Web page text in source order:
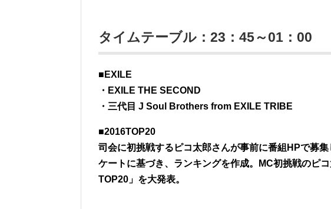
タイムテーブル：23：45～01：00
■EXILE
・EXILE THE SECOND
・三代目 J Soul Brothers from EXILE TRIBE
■2016TOP20
司会に初挑戦するピコ太郎さんが事前に番組HPで募
ケートに基づき、ランキングを作成。MC初挑戦のピ
TOP20」を大発表。